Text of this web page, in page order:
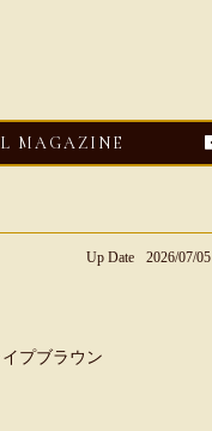
MAGAZINE
Up Date 2026/07/05
イプブラウン